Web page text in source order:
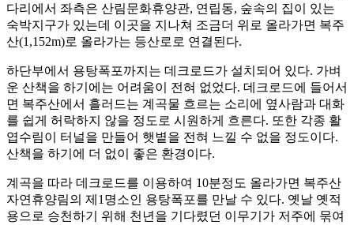
다리에서 좌측은 산림문화휴양관, 연립동, 숲속의 집이 있는
숙박지구가 있는데 이곳을 지나쳐 조금더 위로 올라가면 복주
산(1,152m)로 올라가는 등산로로 연결된다.
하단부에서 용탕폭포까지는 데크로드가 설치되어 있다. 가벼
운 산책을 하기에는 어려움이 전혀 없었다. 데크로드에 들어서
면 복주산에서 흘러드는 계곡물 흐르는 소리에 옆사람과 대화
를 쉽게 허락하지 않을 정도로 시원하게 흐른다. 또한 각종 활
엽수림이 터널을 만들어 햇볕을 전혀 느낄 수 없을 정도이다.
산책을 하기에 더 없이 좋은 환경이다.
계곡을 따라 데크로드를 이용하여 10분정도 올라가면 복주산
자연휴양림의 제1명소인 용탕폭포를 만날 수 있다. 옛날 옛적
용으로 승천하기 위해 천년을 기다렸던 이무기가 저주에 묶여